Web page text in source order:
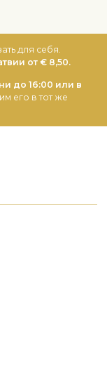
для себя.
от € 8,50.
до 16:00 или в
его в тот же